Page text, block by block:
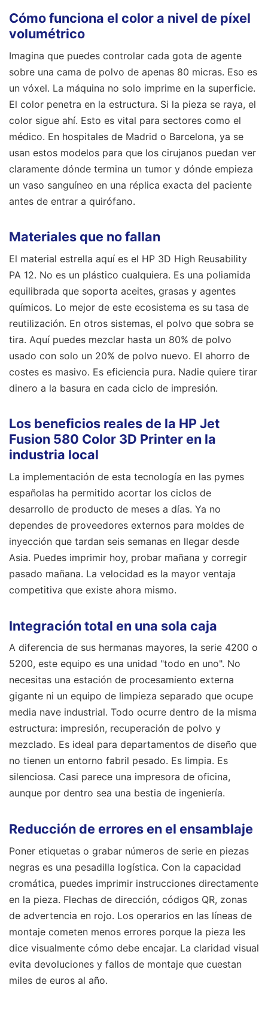
Cómo funciona el color a nivel de píxel
volumétrico
Imagina que puedes controlar cada gota de agente
sobre una cama de polvo de apenas 80 micras. Eso es
un vóxel. La máquina no solo imprime en la superficie.
El color penetra en la estructura. Si la pieza se raya, el
color sigue ahí. Esto es vital para sectores como el
médico. En hospitales de Madrid o Barcelona, ya se
usan estos modelos para que los cirujanos puedan ver
claramente dónde termina un tumor y dónde empieza
un vaso sanguíneo en una réplica exacta del paciente
antes de entrar a quirófano.
Materiales que no fallan
El material estrella aquí es el HP 3D High Reusability
PA 12. No es un plástico cualquiera. Es una poliamida
equilibrada que soporta aceites, grasas y agentes
químicos. Lo mejor de este ecosistema es su tasa de
reutilización. En otros sistemas, el polvo que sobra se
tira. Aquí puedes mezclar hasta un 80% de polvo
usado con solo un 20% de polvo nuevo. El ahorro de
costes es masivo. Es eficiencia pura. Nadie quiere tirar
dinero a la basura en cada ciclo de impresión.
Los beneficios reales de la HP Jet
Fusion 580 Color 3D Printer en la
industria local
La implementación de esta tecnología en las pymes
españolas ha permitido acortar los ciclos de
desarrollo de producto de meses a días. Ya no
dependes de proveedores externos para moldes de
inyección que tardan seis semanas en llegar desde
Asia. Puedes imprimir hoy, probar mañana y corregir
pasado mañana. La velocidad es la mayor ventaja
competitiva que existe ahora mismo.
Integración total en una sola caja
A diferencia de sus hermanas mayores, la serie 4200 o
5200, este equipo es una unidad "todo en uno". No
necesitas una estación de procesamiento externa
gigante ni un equipo de limpieza separado que ocupe
media nave industrial. Todo ocurre dentro de la misma
estructura: impresión, recuperación de polvo y
mezclado. Es ideal para departamentos de diseño que
no tienen un entorno fabril pesado. Es limpia. Es
silenciosa. Casi parece una impresora de oficina,
aunque por dentro sea una bestia de ingeniería.
Reducción de errores en el ensamblaje
Poner etiquetas o grabar números de serie en piezas
negras es una pesadilla logística. Con la capacidad
cromática, puedes imprimir instrucciones directamente
en la pieza. Flechas de dirección, códigos QR, zonas
de advertencia en rojo. Los operarios en las líneas de
montaje cometen menos errores porque la pieza les
dice visualmente cómo debe encajar. La claridad visual
evita devoluciones y fallos de montaje que cuestan
miles de euros al año.